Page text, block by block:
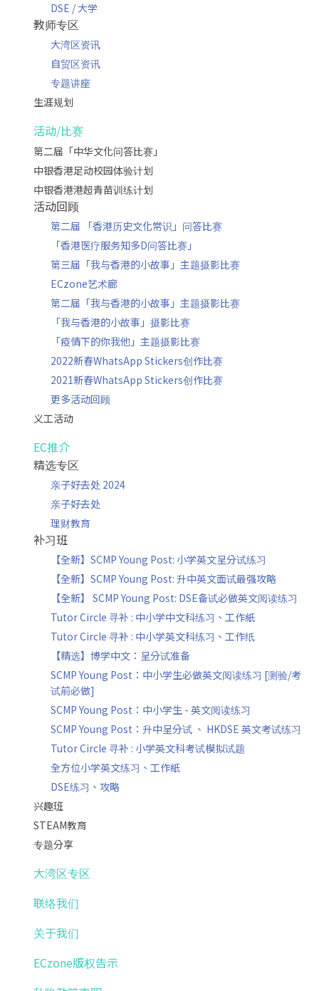
DSE / 大学
教师专区
大湾区资讯
自贸区资讯
专题讲座
生涯规划
活动/比赛
第二届「中华文化问答比赛」
中银香港足动校园体验计划
中银香港港超青苗训练计划
活动回顾
第二届 「香港历史文化常识」问答比赛
「香港医疗服务知多D问答比赛」
第三届「我与香港的小故事」主题摄影比赛
ECzone艺术廊
第二届「我与香港的小故事」主题摄影比赛
「我与香港的小故事」摄影比赛
「疫情下的你我他」主题摄影比赛
2022新春WhatsApp Stickers创作比赛
2021新春WhatsApp Stickers创作比赛
更多活动回顾
义工活动
EC推介
精选专区
亲子好去处 2024
亲子好去处
理财教育
补习班
【全新】SCMP Young Post: 小学英文呈分试练习
【全新】SCMP Young Post: 升中英文面试最强攻略
【全新】 SCMP Young Post: DSE备试必做英文阅读练习
Tutor Circle 寻补 : 中小学中文科练习、工作紙
Tutor Circle 寻补 : 中小学英文科练习、工作纸
【精选】博学中文：呈分试准备
SCMP Young Post：中小学生必做英文阅读练习 [测验/考
试前必做]
SCMP Young Post：中小学生 - 英文阅读练习
SCMP Young Post：升中呈分试 、 HKDSE 英文考试练习
Tutor Circle 寻补 : 小学英文科考试模拟试题
全方位小学英文练习、工作紙
DSE练习、攻略
兴趣班
STEAM教育
专题分享
大湾区专区
联络我们
关于我们
ECzone版权告示